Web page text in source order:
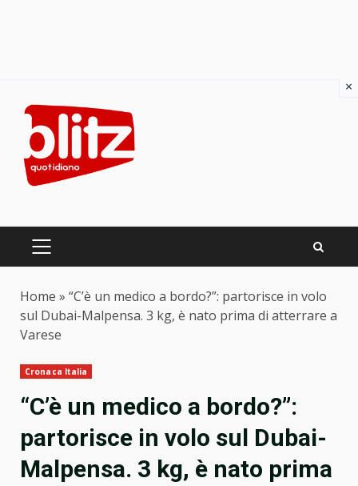
content
PRIMARY
Home » “C’è un medico a bordo?”: partorisce in volo
sul Dubai-Malpensa. 3 kg, è nato prima di atterrare a
Varese
Cronaca Italia
“C’è un medico a bordo?”:
partorisce in volo sul Dubai-
Malpensa. 3 kg, è nato prima
×